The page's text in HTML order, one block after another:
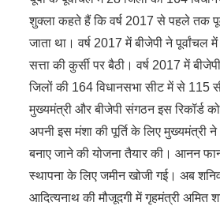
शुक्ला कहते हैं कि वर्ष 2017 से पहले तक
जाता था। वर्ष 2017 में बीजेपी ने पूर्वांचल
सत्ता की कुर्सी पर बैठी। वर्ष 2017 में
जिलों की 164 विधानसभा सीट में से 115
मुख्यमंत्री और बीजेपी संगठन इस रिकॉर्ड
अपनी इस मंशा की पूर्ति के लिए मुख्यमंत्री
बनाए जाने की योजना तैयार की। आनन
स्थापना के लिए जमीन खोजी गई। अब
आदित्यनाथ की मौजूदगी में गृहमंत्री अमित